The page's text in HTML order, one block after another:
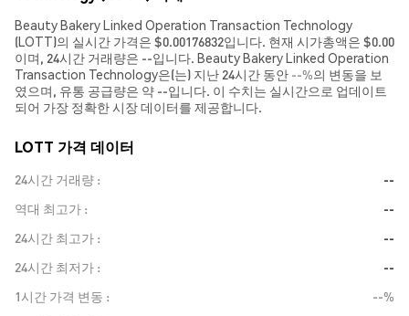
Beauty Bakery Linked Operation Transaction Technology
(LOTT)의 실시간 가격은 $0.00176832입니다. 현재 시가총액은 $0.00
이며, 24시간 거래량은 --입니다. Beauty Bakery Linked Operation
Transaction Technology은(는) 지난 24시간 동안 --%의 변동을 보
였으며, 유통 공급량은 약 --입니다. 이 수치는 실시간으로 업데이트
되어 가장 정확한 시장 데이터를 제공합니다.
LOTT 가격 데이터
24시간 거래량
--
역대 최고가
--
24시간 최고가
--
24시간 최저가
--
1시간 가격 변동
--%